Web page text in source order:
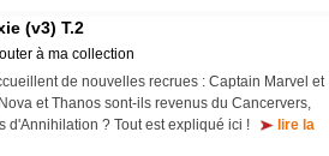
(v3) T.2
à ma collection
de nouvelles recrues : Captain Marvel et
et Thanos sont-ils revenus du Cancervers,
d'Annihilation ? Tout est expliqué ici !
lire la